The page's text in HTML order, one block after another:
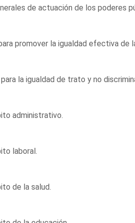
de actuación de los poderes
promover la igualdad efectiva de
la igualdad de trato y no
administrativo.
laboral.
de la salud.